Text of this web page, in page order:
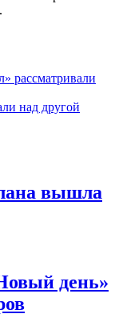
рассматривали
над другой
вышла
день»